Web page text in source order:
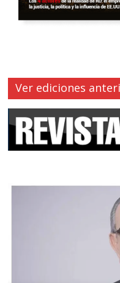
Ver ediciones